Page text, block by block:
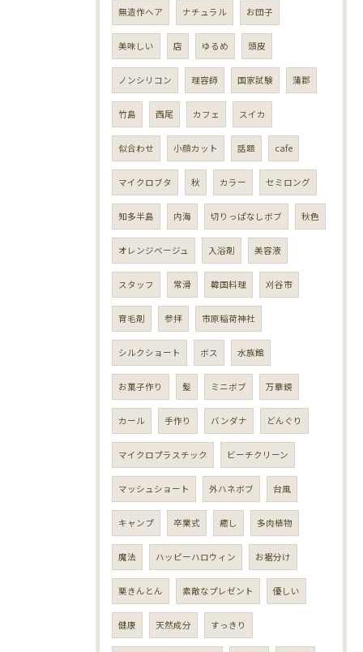
無造作ヘア ナチュラル お団子
美味しい 店 ゆるめ 頭皮
ノンシリコン 理容師 国家試験 蒲郡
竹島 西尾 カフェ スイカ
似合わせ 小顔カット 話題 cafe
マイクロブタ 秋 カラー セミロング
知多半島 内海 切りっぱなしボブ 秋色
オレンジベージュ 入浴剤 美容液
スタッフ 常滑 韓国料理 刈谷市
育毛剤 参拝 市原稲荷神社
シルクショート ボス 水族館
お菓子作り 髪 ミニボブ 万華鏡
カール 手作り バンダナ どんぐり
マイクロプラスチック ビーチクリーン
マッシュショート 外ハネボブ 台風
キャンプ 卒業式 癒し 多肉植物
魔法 ハッピーハロウィン お裾分け
栗きんとん 素敵なプレゼント 優しい
健康 天然成分 すっきり